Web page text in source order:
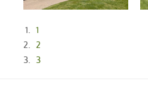
1
2
3